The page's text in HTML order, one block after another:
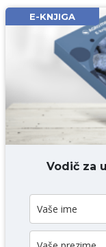
Email*
Komentar*
E-KNJIGA
Vodič za